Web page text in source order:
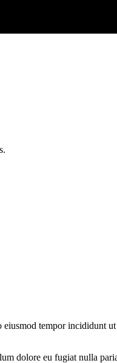
tempor
dolore eu fugiat nulla